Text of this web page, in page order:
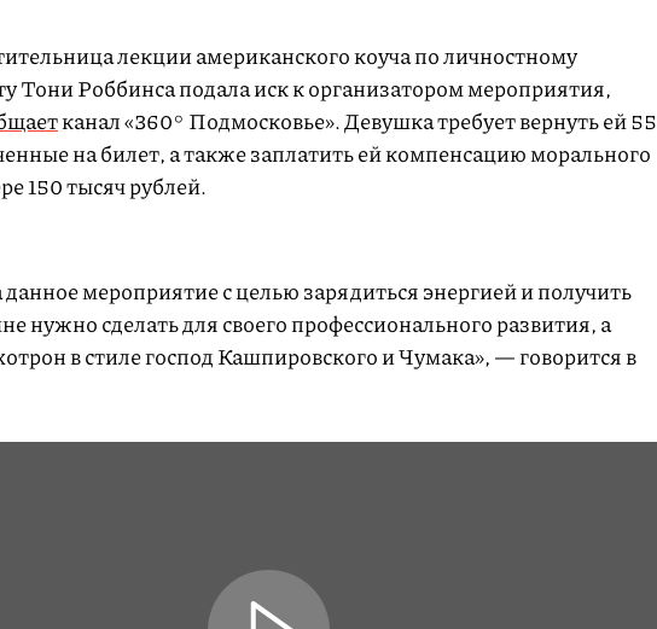
лекции американского коуча по личностному
Тони Роббинса подала иск к организатором мероприятия,
канал «360° Подмосковье». Девушка требует вернуть ей 55
на билет, а также заплатить ей компенсацию морального
150 тысяч рублей.
мероприятие с целью зарядиться энергией и получить
нужно сделать для своего профессионального развития, а
в стиле господ Кашпировского и Чумака», — говорится в